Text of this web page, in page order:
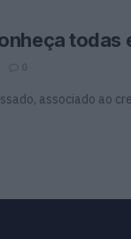
0
associado ao